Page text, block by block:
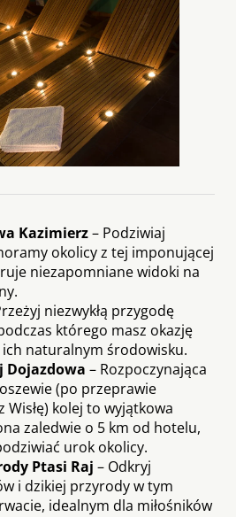
Kazimierz– Podziwiaj
okolicy z tej imponującej
niezapomniane widoki na
niezwykłą przygodę
którego masz okazję
naturalnym środowisku.
Dojazdowa – Rozpoczynająca
(po przeprawie
kolej to wyjątkowa
zaledwie o 5 km od hotelu,
urok okolicy.
Ptasi Raj – Odkryj
i dzikiej przyrody w tym
idealnym dla miłośników